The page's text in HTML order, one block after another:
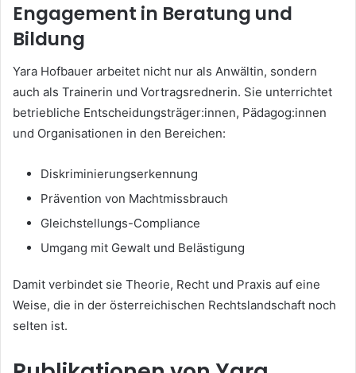
Engagement in Beratung und
Bildung
Yara Hofbauer arbeitet nicht nur als Anwältin, sondern
auch als Trainerin und Vortragsrednerin. Sie unterrichtet
betriebliche Entscheidungsträger:innen, Pädagog:innen
und Organisationen in den Bereichen:
Diskriminierungserkennung
Prävention von Machtmissbrauch
Gleichstellungs-Compliance
Umgang mit Gewalt und Belästigung
Damit verbindet sie Theorie, Recht und Praxis auf eine
Weise, die in der österreichischen Rechtslandschaft noch
selten ist.